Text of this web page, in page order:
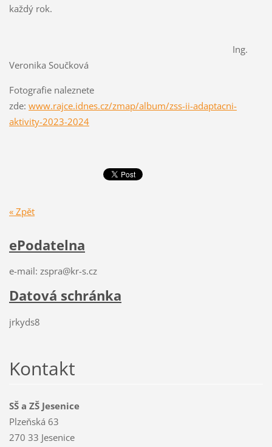
každý rok.
Ing.
Veronika Součková
Fotografie naleznete
zde: www.rajce.idnes.cz/zmap/album/zss-ii-adaptacni-
aktivity-2023-2024
« Zpět
ePodatelna
e-mail: zspra@kr-s.cz
Datová schránka
jrkyds8
Kontakt
SŠ a ZŠ Jesenice
Plzeňská 63
270 33 Jesenice